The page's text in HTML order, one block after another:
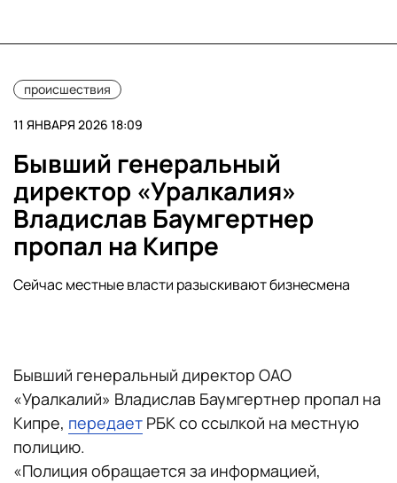
происшествия
11 ЯНВАРЯ 2026 18:09
Бывший генеральный
директор «Уралкалия»
Владислав Баумгертнер
пропал на Кипре
Сейчас местные власти разыскивают бизнесмена
Бывший генеральный директор ОАО
«Уралкалий» Владислав Баумгертнер пропал на
Кипре, передает РБК со ссылкой на местную
полицию.
«Полиция обращается за информацией,